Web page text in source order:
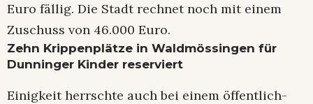
Euro fällig. Die Stadt rechnet noch mit einem
Zuschuss von 46.000 Euro.
Zehn Krippenplätze in Waldmössingen für
Dunninger Kinder reserviert
Einigkeit herrschte auch bei einem öffentlich-